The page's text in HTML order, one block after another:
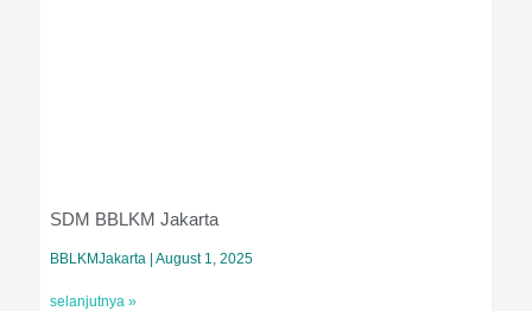
SDM BBLKM Jakarta
BBLKMJakarta August 1, 2025
selanjutnya »